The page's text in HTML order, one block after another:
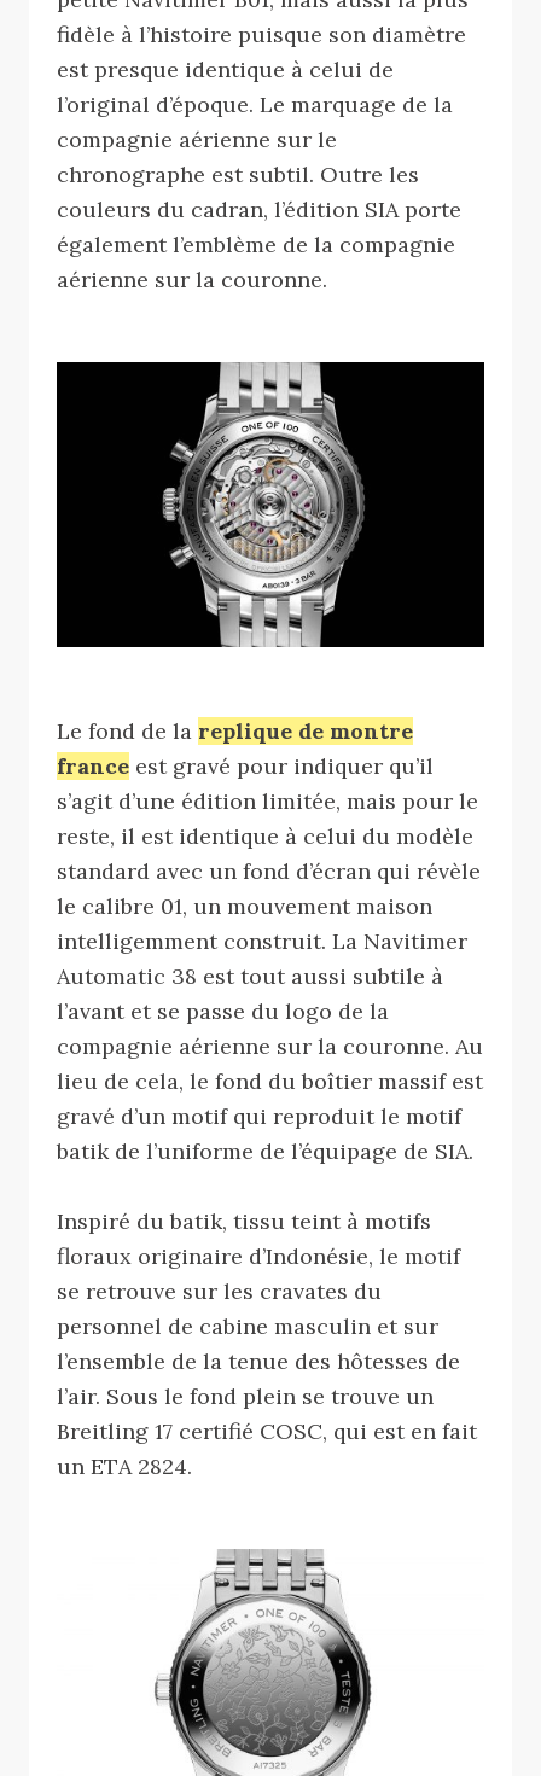
fidèle à l’histoire puisque son diamètre
est presque identique à celui de
l’original d’époque. Le marquage de la
compagnie aérienne sur le
chronographe est subtil. Outre les
couleurs du cadran, l’édition SIA porte
également l’emblème de la compagnie
aérienne sur la couronne.
Le fond de la replique de montre
france est gravé pour indiquer qu’il
s’agit d’une édition limitée, mais pour le
reste, il est identique à celui du modèle
standard avec un fond d’écran qui révèle
le calibre 01, un mouvement maison
intelligemment construit. La Navitimer
Automatic 38 est tout aussi subtile à
l’avant et se passe du logo de la
compagnie aérienne sur la couronne. Au
lieu de cela, le fond du boîtier massif est
gravé d’un motif qui reproduit le motif
batik de l’uniforme de l’équipage de SIA.
Inspiré du batik, tissu teint à motifs
floraux originaire d’Indonésie, le motif
se retrouve sur les cravates du
personnel de cabine masculin et sur
l’ensemble de la tenue des hôtesses de
l’air. Sous le fond plein se trouve un
Breitling 17 certifié COSC, qui est en fait
un ETA 2824.